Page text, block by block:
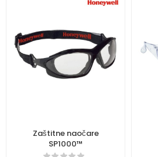
Zaštitne naočare
SP1000™